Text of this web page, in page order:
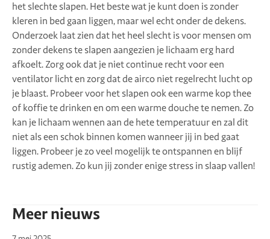
het slechte slapen. Het beste wat je kunt doen is zonder
kleren in bed gaan liggen, maar wel echt onder de dekens.
Onderzoek laat zien dat het heel slecht is voor mensen om
zonder dekens te slapen aangezien je lichaam erg hard
afkoelt. Zorg ook dat je niet continue recht voor een
ventilator licht en zorg dat de airco niet regelrecht lucht op
je blaast. Probeer voor het slapen ook een warme kop thee
of koffie te drinken en om een warme douche te nemen. Zo
kan je lichaam wennen aan de hete temperatuur en zal dit
niet als een schok binnen komen wanneer jij in bed gaat
liggen. Probeer je zo veel mogelijk te ontspannen en blijf
rustig ademen. Zo kun jij zonder enige stress in slaap vallen!
Meer nieuws